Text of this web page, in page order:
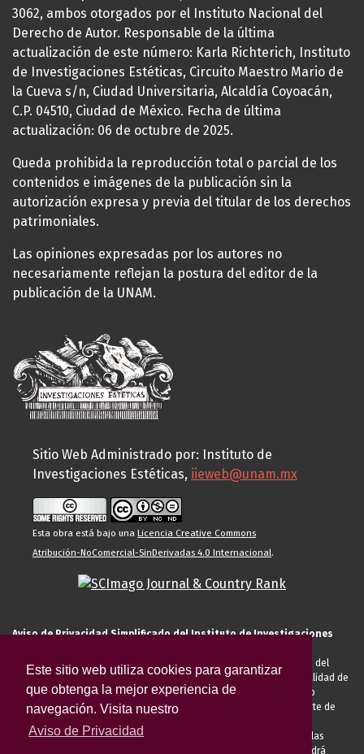
Este sitio web utiliza cookies para garantizar
que obtenga la mejor experiencia de
navegación. Visita nuestro
Aviso de Privacidad
3062, ambos otorgados por el Instituto Nacional del
Derecho de Autor. Responsable de la última
actualización de este número: Karla Richterich, Instituto
de Investigaciones Estéticas, Circuito Maestro Mario de
la Cueva s/n, Ciudad Universitaria, Alcaldía Coyoacán,
C.P. 04510, Ciudad de México. Fecha de última
actualización: 06 de octubre de 2025.
Queda prohibida la reproducción total o parcial de los
contenidos e imágenes de la publicación sin la
autorización expresa y previa del titular de los derechos
patrimoniales.
Las opiniones expresadas por los autores no
necesariamente reflejan la postura del editor de la
publicación de la UNAM.
Sitio Web Administrado por: Instituto de
Investigaciones Estéticas, iieweb@unam.mx
Esta obra está bajo una Licencia Creative Commons
Atribución-NoComercial-SinDerivadas 4.0 Internacional.
Aviso de Privacidad Simplificado del Instituto de Investigaciones
El Instituto de Investigaciones Estéticas de la UNAM, es responsable del
tratamiento de sus datos personales para el registro de usted en calidad de
alumno, docente, personal de la entidad académica, conferencista o
invitado externo (nacional o extranjero), visitante, proveedor o cliente de
anteriormente descritas u otras aquellas exigidas legalmente o por las
autoridades competentes podrá transferir sus datos personales. Podrá